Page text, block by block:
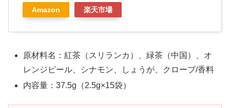
Amazon 楽天市場
原材料名：紅茶（スリランカ）、緑茶（中国）、オ
レンジピール、シナモン、しょうが、クローブ/香料
内容量：37.5g（2.5g×15袋）